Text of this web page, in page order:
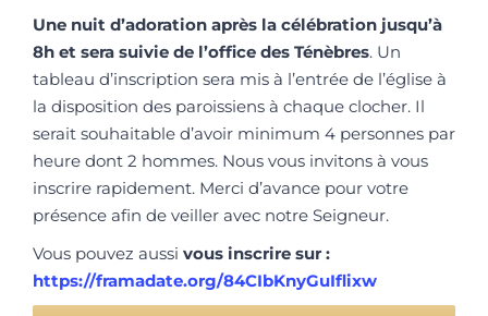
Une nuit d’adoration après la célébration jusqu’à
8h et sera suivie de l’office des Ténèbres. Un
tableau d’inscription sera mis à l’entrée de l’église à
la disposition des paroissiens à chaque clocher. Il
serait souhaitable d’avoir minimum 4 personnes par
heure dont 2 hommes. Nous vous invitons à vous
inscrire rapidement. Merci d’avance pour votre
présence afin de veiller avec notre Seigneur.
Vous pouvez aussi vous inscrire sur :
https://framadate.org/84CIbKnyGuIflixw